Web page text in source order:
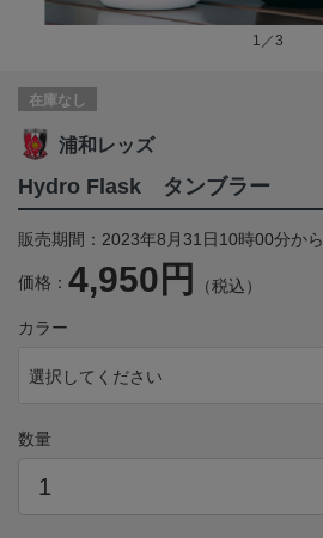
1／3
在庫なし
浦和レッズ
Hydro Flask タンブラー
販売期間：2023年8月31日10時00分から
価格： 4,950円 （税込）
カラー
選択してください
数量